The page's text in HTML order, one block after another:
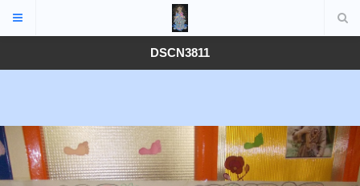
DSCN3811